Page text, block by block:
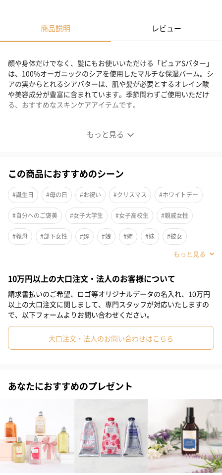
商品説明 レビュー
もっと見る
顔や身体だけでなく、髪にもお使いいただける「ピュアSバター」
は、100%オーガニックのシアを使用したマルチな保湿バーム。シ
アの実からとれるシアバターは、肌や髪が必要とするオレイン酸
や美容成分が豊富に含まれています。季節問わずご使用いただけ
る、おすすめなスキンケアアイテムです。
肌に、髪に、爪に、唇に。全身のどこにでも使えます。赤ちゃん
から大人まで、男女問わず、どなたにも使えます。
体温でとろけて
シアバターは融点が約36℃。手のひらで温めると、なめらかなク
ヒトの皮脂に近い
高い保湿力と保護力。ヒトの皮脂に近いから、すっとなじんで、
うるおいを補います。
ご使用方法
乾燥が気になったときや、一日中いつでも適量を手や唇、髪など
からだ全体にのばして使います。メイクの下地としても使えま
す。
この商品におすすめのシーン
#誕生日 #母の日 #お祝い #クリスマス #ホワイトデー
#自分へのご褒美 #女子大学生 #女子高校生 #親戚女性
#義母 #部下女性 #姪 #娘 #姉 #妹 #彼女
#女性
#女友達 #10代 #20代前半 #20代後半 #30代
#50代 #60代
10万円以上の大口注文・法人のお客様について
請求書払いのご希望、ロゴ等オリジナルデータの名入れ、10万円
以上の大口注文に関しまして、専門スタッフが対応いたしますの
で、以下フォームよりお問い合わせください。
大口注文・法人のお問い合わせはこちら
あなたにおすすめのプレゼント